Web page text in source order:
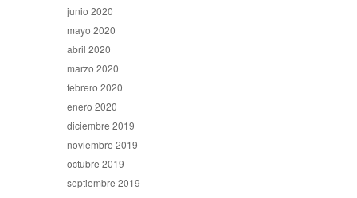
junio 2020
mayo 2020
abril 2020
marzo 2020
febrero 2020
enero 2020
diciembre 2019
noviembre 2019
octubre 2019
septiembre 2019